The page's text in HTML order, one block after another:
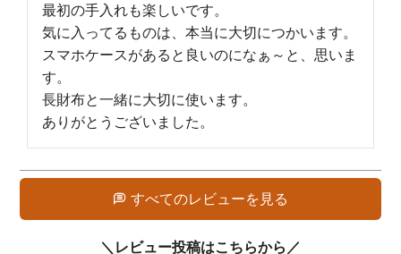
最初の手入れも楽しいです。
気に入ってるものは、本当に大切につかいます。
スマホケースがあると良いのになぁ～と、思いま
す。
長財布と一緒に大切に使います。
ありがとうございました。
すべてのレビューを見る